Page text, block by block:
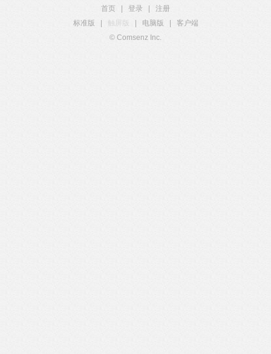
首页 登录
注册
标准版
触屏版 电脑版
客户端
© Comsenz Inc.